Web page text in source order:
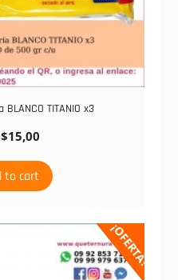
TITANIO x3
$15,00
to cart
¡OFERTA!